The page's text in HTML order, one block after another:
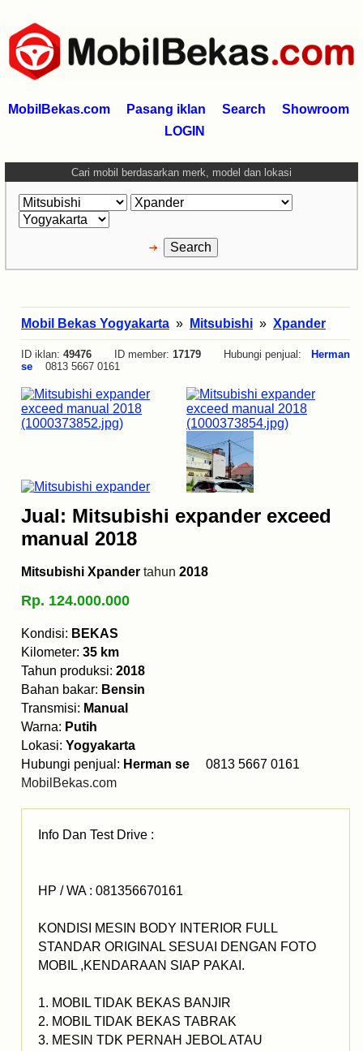
MobilBekas.com Pasang iklan Search
Showroom
LOGIN
Cari mobil berdasarkan merk, model dan lokasi
Mobil Bekas Yogyakarta » Mitsubishi » Xpander
ID iklan: 49476 ID member: 17179 Hubungi penjual:
Herman
se
0813 5667 0161
Jual: Mitsubishi expander exceed
manual 2018
Mitsubishi Xpander tahun 2018
Rp. 124.000.000
Kondisi: BEKAS
Kilometer: 35 km
Tahun produksi: 2018
Bahan bakar: Bensin
Transmisi: Manual
Warna: Putih
Lokasi: Yogyakarta
Hubungi penjual: Herman se 0813 5667 0161
MobilBekas.com
Info Dan Test Drive :
HP / WA : 081356670161
KONDISI MESIN BODY INTERIOR FULL
STANDAR ORIGINAL SESUAI DENGAN FOTO
MOBIL ,KENDARAAN SIAP PAKAI.
1. MOBIL TIDAK BEKAS BANJIR
2. MOBIL TIDAK BEKAS TABRAK
3. MESIN TDK PERNAH JEBOL ATAU